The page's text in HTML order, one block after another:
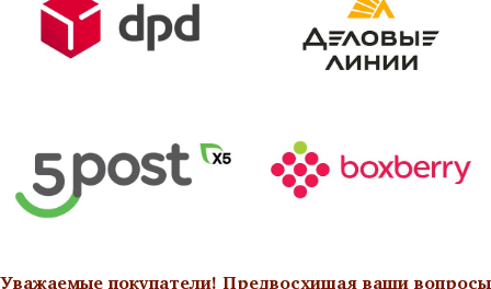
Уважаемые покупатели! Предвосхищая ваши вопросы